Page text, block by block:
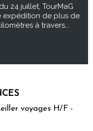
24 juillet, TourMaG
expédition de plus de
à travers...
voyages H/F -